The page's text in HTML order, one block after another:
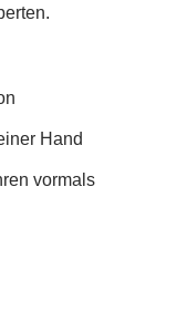
Hand
vormals